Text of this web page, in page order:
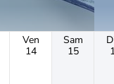
Ven
14
Sam
15